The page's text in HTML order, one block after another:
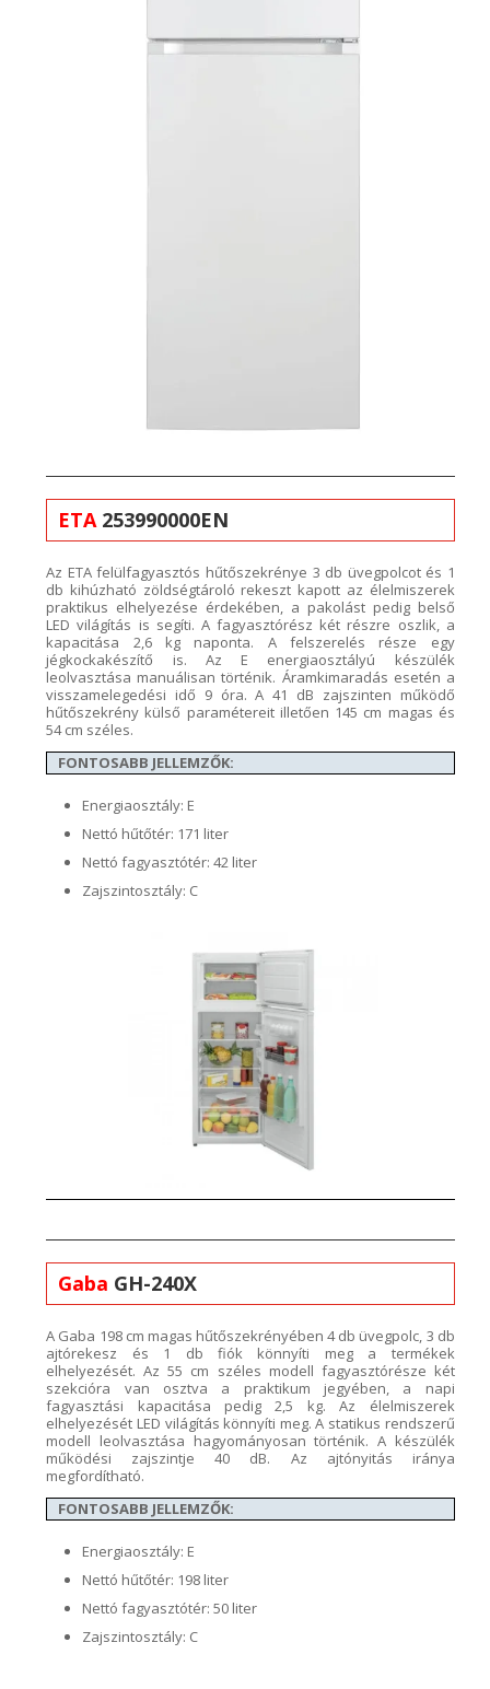
ETA 253990000EN
Az ETAfelülfagyasztós hűtőszekrénye 3 db üvegpolcot és 1
db kihúzható zöldségtároló rekeszt kapott az élelmiszerek
praktikus elhelyezése érdekében, a pakolást pedig belső
LED világítás is segíti. A fagyasztórész két részre oszlik, a
kapacitása
2,6kg naponta. A felszerelés része egy
jégkockakészítő is. Az E energiaosztályú készülék
leolvasztása manuálisan történik. Áramkimaradás esetén a
visszamelegedési idő 9 óra. A 41
dB zajszinten működő
hűtőszekrény külső paramétereit illetően 145 cm magas és
54cm széles.
FONTOSABB JELLEMZŐK:
Energiaosztály: E
Nettó hűtőtér: 171 liter
Nettó fagyasztótér: 42 liter
Zajszintosztály: C
Gaba GH-240X
A Gaba 198 cm magas hűtőszekrényében 4db üvegpolc, 3 db
ajtórekesz és 1 db fiók könnyíti mega termékek
elhelyezését. Az 55 cm széles modell fagyasztórésze két
szekcióra van osztva a praktikum jegyében, a napi
fagyasztási kapacitása pedig 2,5 kg. Az élelmiszerek
elhelyezését LED világítás könnyíti meg. A statikus rendszerű
modell leolvasztása hagyományosan történik. A készülék
működési zajszintje 40 dB. Az ajtónyitás iránya
megfordítható.
FONTOSABB JELLEMZŐK:
Energiaosztály: E
Nettó hűtőtér: 198 liter
Nettó fagyasztótér: 50 liter
Zajszintosztály: C